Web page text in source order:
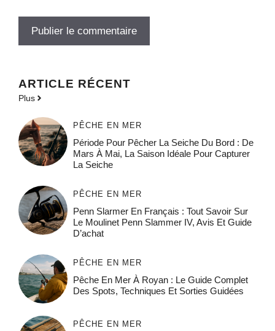
ARTICLE RÉCENT
Plus
PÊCHE EN MER
Période Pour Pêcher La Seiche Du Bord : De
Mars À Mai, La Saison Idéale Pour Capturer
La Seiche
PÊCHE EN MER
Penn Slarmer En Français : Tout Savoir Sur
Le Moulinet Penn Slammer IV, Avis Et Guide
D’achat
PÊCHE EN MER
Pêche En Mer À Royan : Le Guide Complet
Des Spots, Techniques Et Sorties Guidées
PÊCHE EN MER